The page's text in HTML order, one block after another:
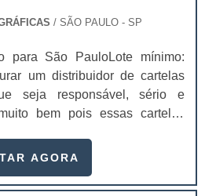
/ SÃO PAULO - SP
para São PauloLote mínimo:
um distribuidor de cartelas
seja responsável, sério e
bem pois essas cartelas
sérias para adquirir esse
características pontuais
AGORA